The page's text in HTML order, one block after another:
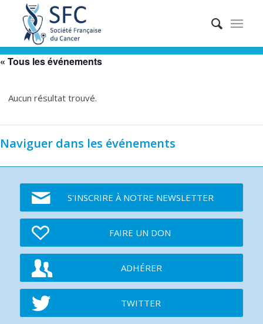
« Tous les événements
Aucun résultat trouvé.
Naviguer dans les événements
S'INSCRIRE À NOTRE NEWSLETTER
FAIRE UN DON
ADHÉRER
TWITTER